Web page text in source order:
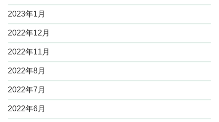
2023年1月
2022年12月
2022年11月
2022年8月
2022年7月
2022年6月